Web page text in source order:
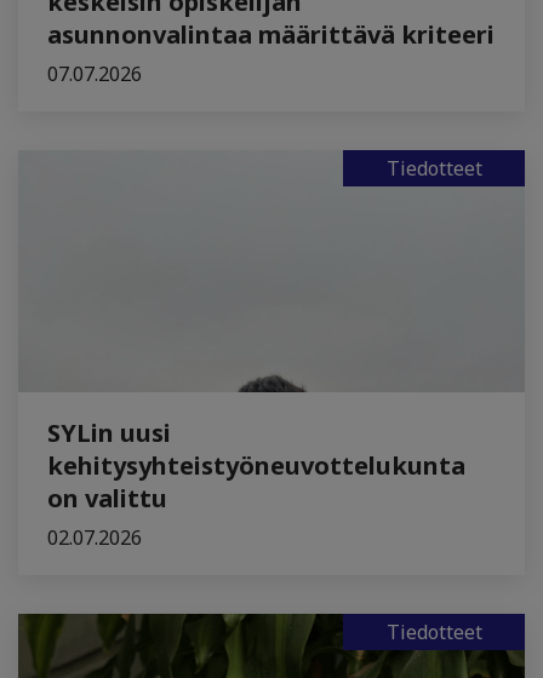
asunnonvalintaa määrittävä kriteeri
07.07.2026
Tiedotteet
SYLin uusi
kehitysyhteistyöneuvottelukunta
on valittu
02.07.2026
Tiedotteet